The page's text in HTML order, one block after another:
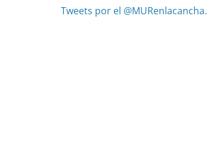
Tweets por el @MURenlacancha.